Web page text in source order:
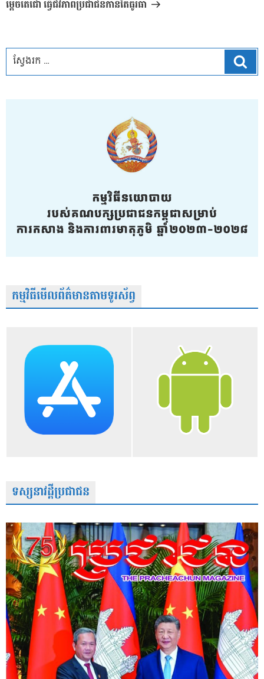
ម្តេចតេជោ ធ្វើជីវភាពប្រជាជនកាន់តែធូរធា
កម្មវិធីមើលព័ត៌មានតាមទូរស័ព្វ
ទស្សនាវដ្តីប្រជាជន